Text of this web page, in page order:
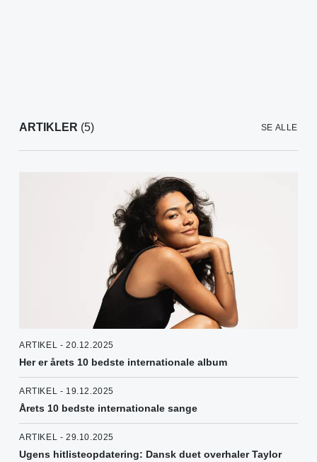
ARTIKLER (5) SE ALLE
ARTIKEL - 20.12.2025
Her er årets 10 bedste internationale album
ARTIKEL - 19.12.2025
Årets 10 bedste internationale sange
ARTIKEL - 29.10.2025
Ugens hitlisteopdatering: Dansk duet overhaler Taylor